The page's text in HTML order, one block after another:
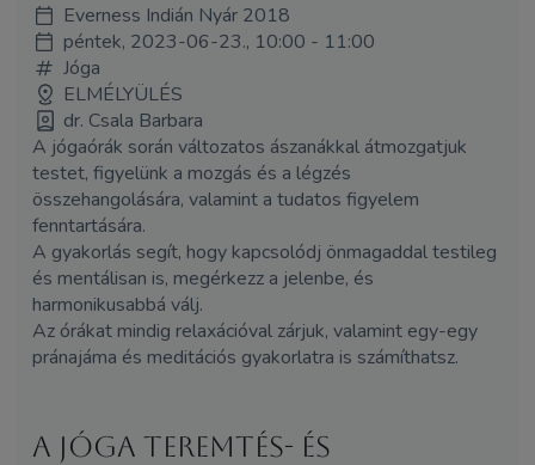
Everness Indián Nyár 2018
péntek, 2023-06-23., 10:00 - 11:00
Jóga
ELMÉLYÜLÉS
dr. Csala Barbara
A jógaórák során változatos ászanákkal átmozgatjuk
testet, figyelünk a mozgás és a légzés
összehangolására, valamint a tudatos figyelem
fenntartására.
A gyakorlás segít, hogy kapcsolódj önmagaddal testileg
és mentálisan is, megérkezz a jelenbe, és
harmonikusabbá válj.
Az órákat mindig relaxációval zárjuk, valamint egy-egy
pránajáma és meditációs gyakorlatra is számíthatsz.
A jóga teremtés- és